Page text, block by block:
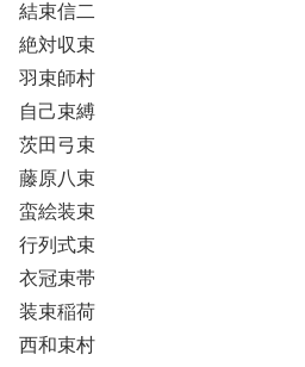
結束信二
絶対収束
羽束師村
自己束縛
茨田弓束
藤原八束
蛮絵装束
行列式束
衣冠束帯
装束稲荷
西和束村